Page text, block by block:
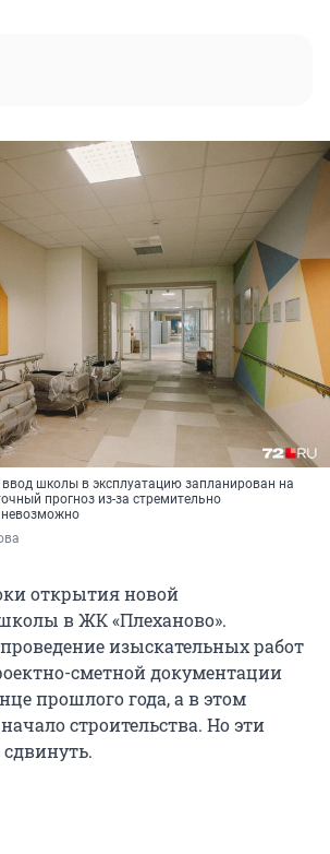
школы в эксплуатацию запланирован на
прогноз из-за стремительно
открытия новой
в ЖК «Плеханово».
изыскательных работ
сметной документации
прошлого года, а в этом
строительства. Но эти